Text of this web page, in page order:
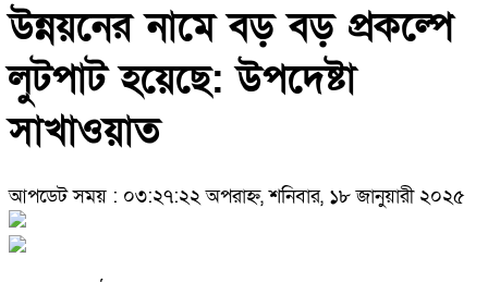
উন্নয়নের নামে বড় বড় প্রকল্পে
লুটপাট হয়েছে: উপদেষ্টা
সাখাওয়াত
আপডেট সময় : ০৩:২৭:২২ অপরাহ্ন, শনিবার, ১৮ জানুয়ারী ২০২৫